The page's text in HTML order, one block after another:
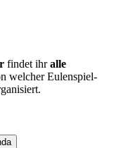
findet ihralle
welcher Eulenspiel-